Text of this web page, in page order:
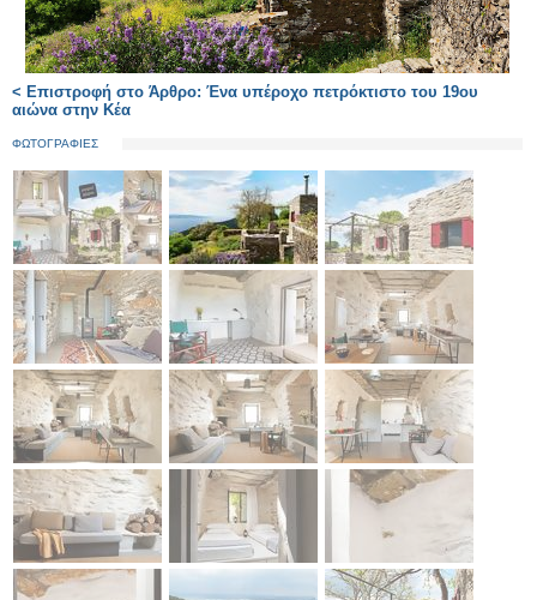
< Επιστροφή στο Άρθρο: Ένα υπέροχο πετρόκτιστο του 19ου
αιώνα στην Κέα
ΦΩΤΟΓΡΑΦΙΕΣ